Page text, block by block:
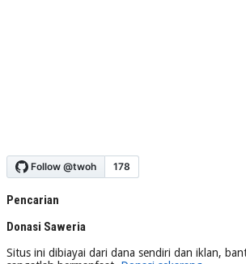
Pencarian
Donasi Saweria
Situs ini dibiayai dari dana sendiri dan iklan,